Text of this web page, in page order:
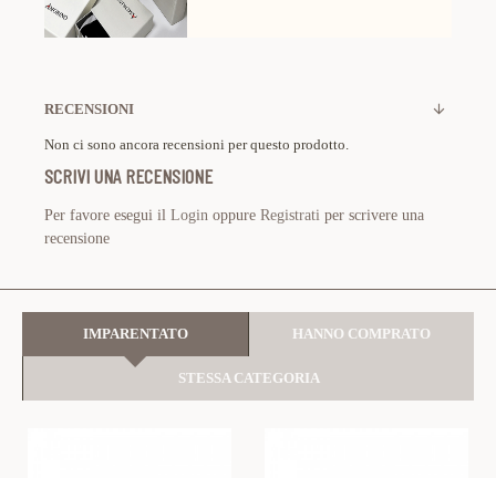
RECENSIONI
Non ci sono ancora recensioni per questo prodotto.
SCRIVI UNA RECENSIONE
Per favore esegui il Login oppure Registrati per scrivere una
recensione
IMPARENTATO HANNO COMPRATO
STESSA CATEGORIA